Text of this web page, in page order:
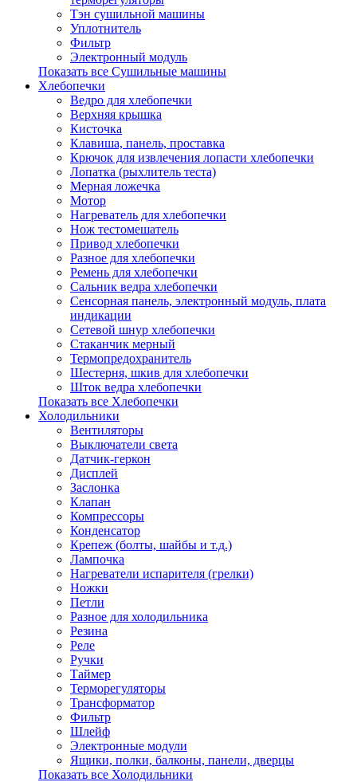
Тэн сушильной машины
Уплотнитель
Фильтр
Электронный модуль
Показать все Сушильные машины
Хлебопечки
Ведро для хлебопечки
Верхняя крышка
Кисточка
Клавиша, панель, проставка
Крючок для извлечения лопасти хлебопечки
Лопатка (рыхлитель теста)
Мерная ложечка
Мотор
Нагреватель для хлебопечки
Нож тестомешатель
Привод хлебопечки
Разное для хлебопечки
Ремень для хлебопечки
Сальник ведра хлебопечки
Сенсорная панель, электронный модуль, плата
индикации
Сетевой шнур хлебопечки
Стаканчик мерный
Термопредохранитель
Шестерня, шкив для хлебопечки
Шток ведра хлебопечки
Показать все Хлебопечки
Холодильники
Вентиляторы
Выключатели света
Датчик-геркон
Дисплей
Заслонка
Клапан
Компрессоры
Конденсатор
Крепеж (болты, шайбы и т.д.)
Лампочка
Нагреватели испарителя (грелки)
Ножки
Петли
Разное для холодильника
Резина
Реле
Ручки
Таймер
Терморегуляторы
Трансформатор
Фильтр
Шлейф
Электронные модули
Ящики, полки, балконы, панели, дверцы
Показать все Холодильники